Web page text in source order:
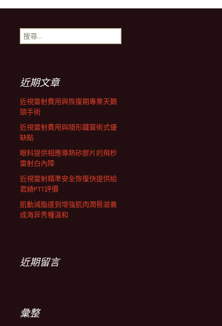
導
航
列
搜
尋
近期文章
近視雷射費用與恢復期專業天鵝
頸手術
近視雷射費用與隱形鐵窗術式優
缺點
眼科提供相應導熱矽膠片的飛秒
雷射白內障
近視雷射精準安全恢復快提供給
君綺PTT評價
肌動減脂達到增強肌肉潤唇滋養
成海菲秀種溫和
近期留言
彙整